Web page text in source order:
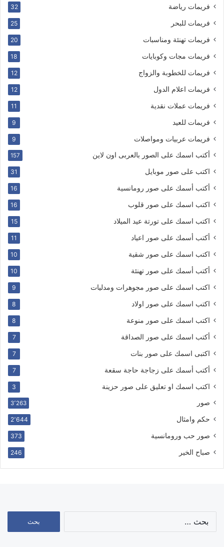
فريمات رياضة 32
فريمات للبحر 25
فريمات تهنئة ومناسبات 20
فريمات مجات وكوبايات 18
فريمات للخطوبة والزواج 12
فريمات اعلام الدول 12
فريمات عملات نقدية 11
فريمات للعيد 9
فريمات عربيات ومواصلات 9
أكتب اسمك على الصور بالعربى اون لاين 157
اكتب على صور موبايل 31
أكتب أسمك على صور رومانسية 16
اكتب اسمك على صور قلوب 16
اكتب اسمك على تورتة عيد الميلاد 15
أكتب أسمك على صور اعياد 11
اكتب اسمك على صور شقية 10
أكتب أسمك على صور تهنئة 10
اكتب اسمك على صور مجوهرات ومدليات 9
اكتب اسمك على صور اولاد 8
اكتب اسمك على صور منوعة 8
أكتب اسمك على صور الصداقة 7
اكتبى اسمك على صور بنات 7
أكتب أسمك على زجاجة حاجة سقعة 7
اكتب اسمك او تعليق على صور حزينة 3
صور 3٬263
حكم وامثال 2٬644
صور حب ورومانسية 373
صباح الخير 246